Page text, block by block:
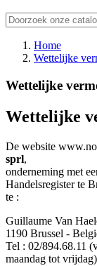
Home
Wettelijke
Wettelijke
Wettelijke
De website
sprl,
onderneming met
Handelsregister te
te :
Guillaume Van
1190 Brussel -
Tel : 02/894.68.11
maandag tot vrijdag)